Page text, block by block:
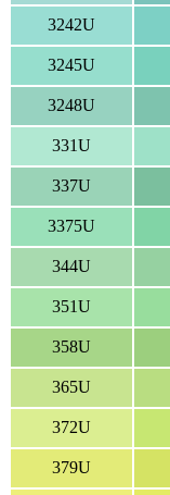
3242U
3245U
3248U
331U
337U
3375U
344U
351U
358U
365U
372U
379U